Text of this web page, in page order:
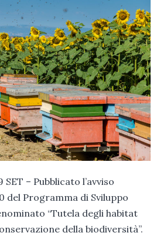
SET – Pubblicato l’avviso
del Programma di Sviluppo
“Tutela degli habitat
della biodiversità”.